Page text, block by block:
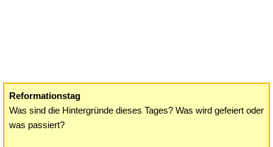
Reformationstag
Was sind die Hintergründe dieses Tages? Was wird gefeiert oder
was passiert?